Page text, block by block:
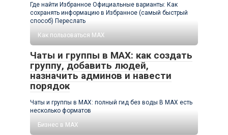
Где найти Избранное Официальные варианты: Как
сохранять информацию в Избранное (самый быстрый
способ) Переслать
Как пользоваться MAX
Чаты и группы в MAX: как создать
группу, добавить людей,
назначить админов и навести
порядок
Чаты и группы в MAX: полный гид без воды В MAX есть
несколько форматов
Бизнес в MAX